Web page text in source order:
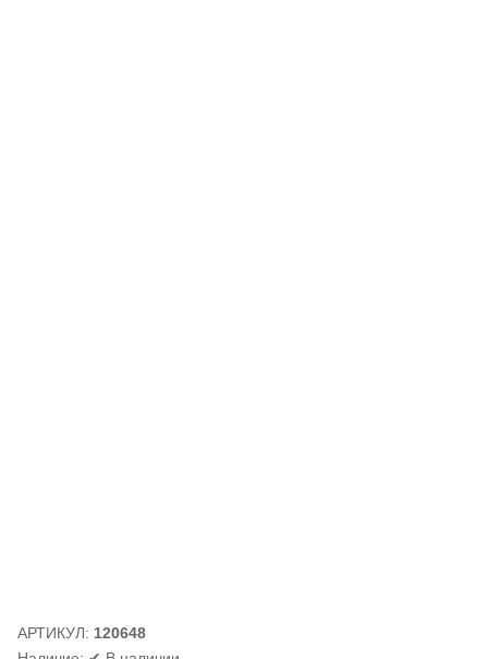
АРТИКУЛ: 120648